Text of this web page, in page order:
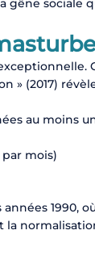
sociale
» (2017)
au moins
mois)
1990,
la